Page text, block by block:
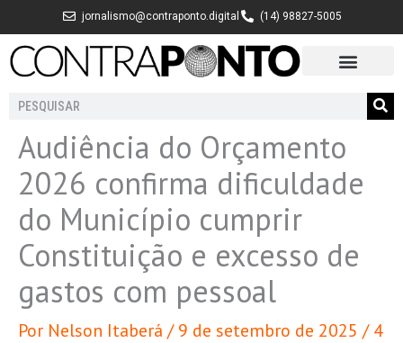
para
jornalismo@contraponto.digital (14) 98827-5005
Pesquisar
Audiência do Orçamento
2026 confirma dificuldade
do Município cumprir
Constituição e excesso de
gastos com pessoal
Por Nelson Itaberá /9 de setembro de 2025 /4